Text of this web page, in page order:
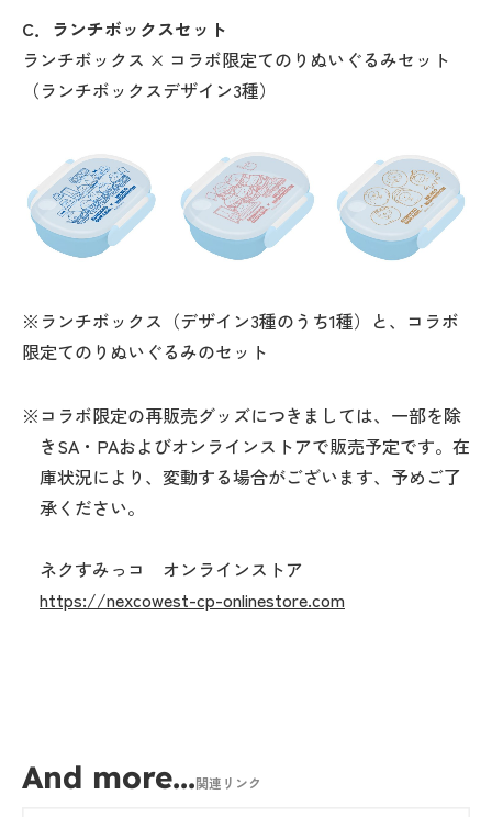
C．ランチボックスセット
ランチボックス × コラボ限定てのりぬいぐるみセット
（ランチボックスデザイン3種）
※ランチボックス（デザイン3種のうち1種）と、コラボ
限定てのりぬいぐるみのセット
※コラボ限定の再販売グッズにつきましては、一部を除
きSA・PAおよびオンラインストアで販売予定です。在
庫状況により、変動する場合がございます、予めご了
承ください。
ネクすみっコ オンラインストア
https://nexcowest-cp-onlinestore.com
And more...関連リンク